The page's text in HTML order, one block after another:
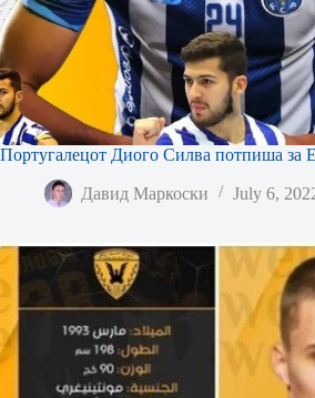
Португалецот Диого Силва потпиша за
Давид Маркоски July 6,